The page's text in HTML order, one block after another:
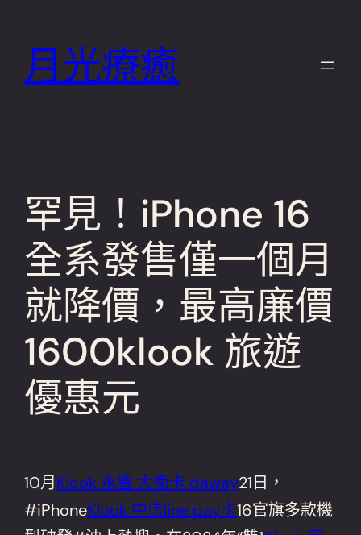
月光療癒
罕見！iPhone 16
全系發售僅一個月
就降價，最高廉價
1600klook 旅遊
優惠元
10月Klook 永豐 大衛卡 daway21日，
#iPhoneKlook 中信line pay卡16官旗多款機